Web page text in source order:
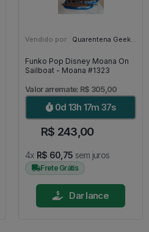
Vendido por: Quarentena Geek Store - SP
Funko Pop Disney Moana On
Sailboat - Moana #1323
Valor arremate: R$ 305,00
0d 13h 17m 36s
R$ 243,00
4x R$ 60,75 sem juros
Frete Grátis
Dar lance